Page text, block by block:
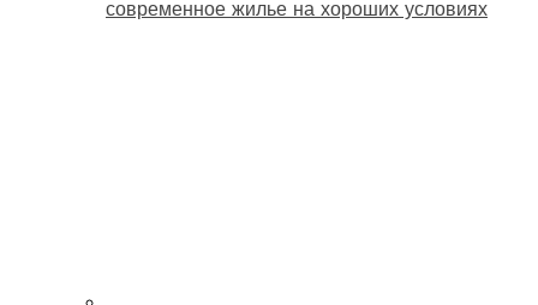
современное жилье на хороших условиях